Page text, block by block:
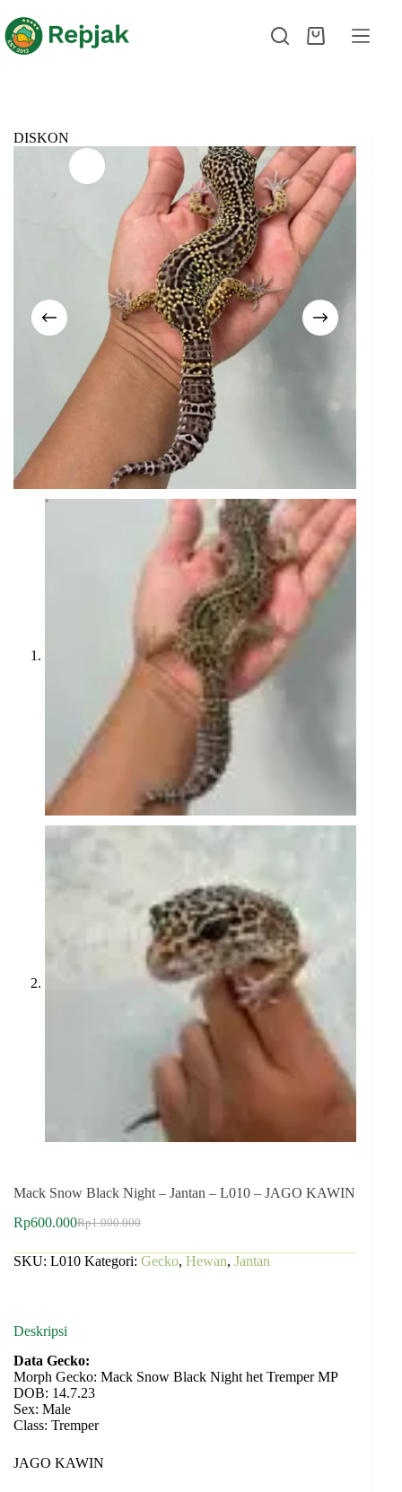
DISKON
Mack Snow Black Night – Jantan – L010 – JAGO KAWIN
Rp1.000.000
Rp600.000
SKU: L010 Kategori: Gecko, Hewan, Jantan
Deskripsi
Data Gecko:
Morph Gecko: Mack Snow Black Night het Tremper MP
DOB: 14.7.23
Sex: Male
Class: Tremper
JAGO KAWIN